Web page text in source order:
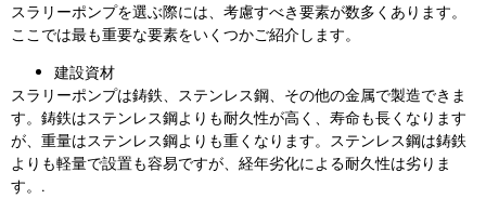
スラリーポンプを選ぶ際には、考慮すべき要素が数多くあります。
ここでは最も重要な要素をいくつかご紹介します。
建設資材
スラリーポンプは鋳鉄、ステンレス鋼、その他の金属で製造できま
す。鋳鉄はステンレス鋼よりも耐久性が高く、寿命も長くなります
が、重量はステンレス鋼よりも重くなります。ステンレス鋼は鋳鉄
よりも軽量で設置も容易ですが、経年劣化による耐久性は劣りま
す。.